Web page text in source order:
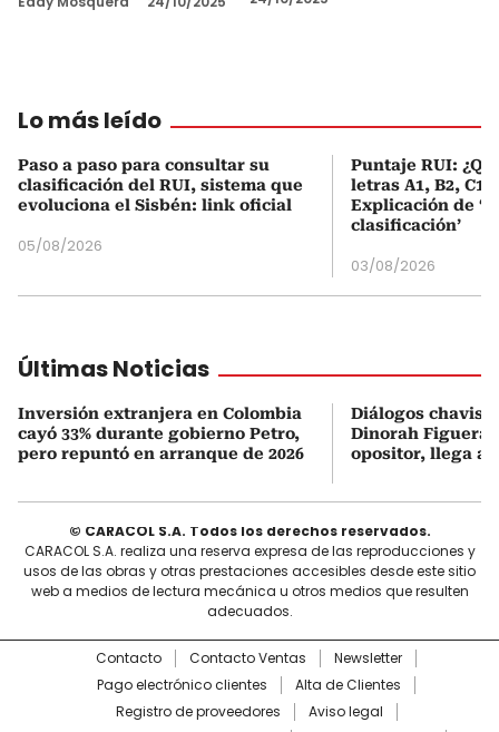
Lo más leído
Paso a paso para consultar su
clasificación del RUI, sistema que
evoluciona el Sisbén: link oficial
05/08/2026
Puntaje RUI:
letras A1, B2, C1
Explicación de
clasificación’
03/08/2026
Últimas Noticias
Inversión extranjera en Colombia
cayó 33% durante gobierno Petro,
pero repuntó en arranque de 2026
Diálogos
Dinorah
opositor, llega a
© CARACOL S.A. Todos los derechos reservados.
CARACOL S.A. realiza una reserva expresa de las reproducciones y
usos de las obras y otras prestaciones accesibles desde este sitio
web a medios de lectura mecánica u otros medios que resulten
adecuados.
Contacto Contacto Ventas
Newsletter
Pago electrónico clientes
Alta de Clientes
Registro de proveedores
Aviso legal